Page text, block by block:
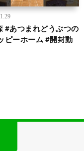
#あつまれどうぶつの
ピーホーム #開封動